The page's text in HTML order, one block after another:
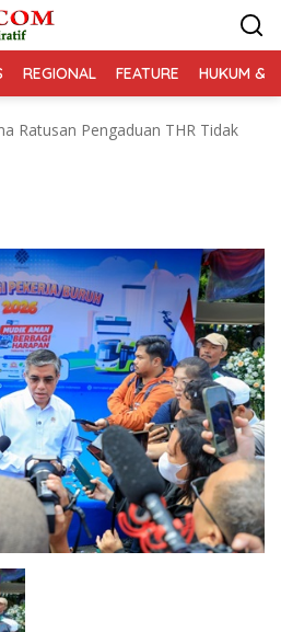
REGIONAL FEATURE HUKUM &
Ratusan Pengaduan THR Tidak